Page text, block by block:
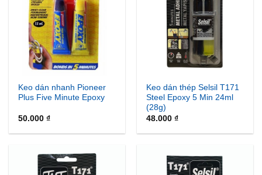
Keo dán nhanh Pioneer
Plus Five Minute Epoxy
50.000₫
Keo dán thép Selsil T171
Steel Epoxy 5 Min 24ml
(28g)
48.000₫